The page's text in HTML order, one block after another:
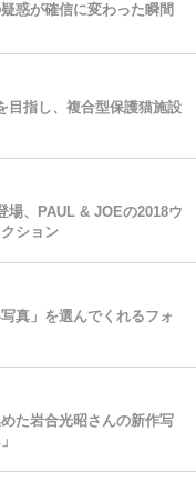
惑が確信に変わった瞬間
目指し、複合型保護猫施設
場、PAUL & JOEの2018ウ
ション
真」を選んでくれるフォ
た岩合光昭さんの新作写